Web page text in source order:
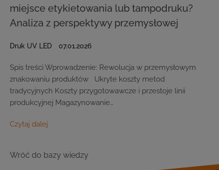
miejsce etykietowania lub tampodruku?
Analiza z perspektywy przemysłowej
Druk UV LED 07.01.2026
Spis treści Wprowadzenie: Rewolucja w przemysłowym
znakowaniu produktów Ukryte koszty metod
tradycyjnych Koszty przygotowawcze i przestoje linii
produkcyjnej Magazynowanie…
Czytaj dalej
Wróć do bazy wiedzy